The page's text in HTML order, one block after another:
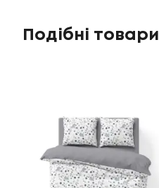
Подібні товари